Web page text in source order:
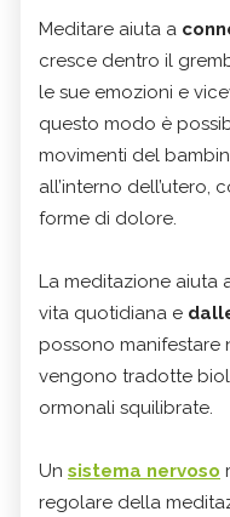
Meditare aiuta a
cresce dentro il
le sue emozioni e
questo modo è
movimenti del
all’interno dell’utero,
forme di dolore.
La meditazione aiuta
vita quotidiana e
possono manifestare
vengono tradotte
ormonali squilibrate.
Un sistema nervoso
regolare della